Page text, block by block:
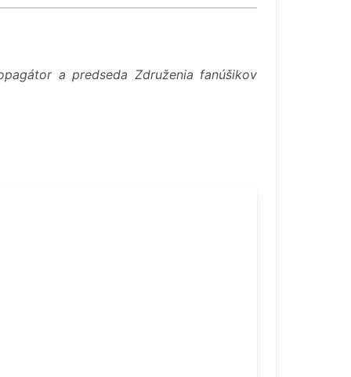
a predseda Združenia fanúšikov